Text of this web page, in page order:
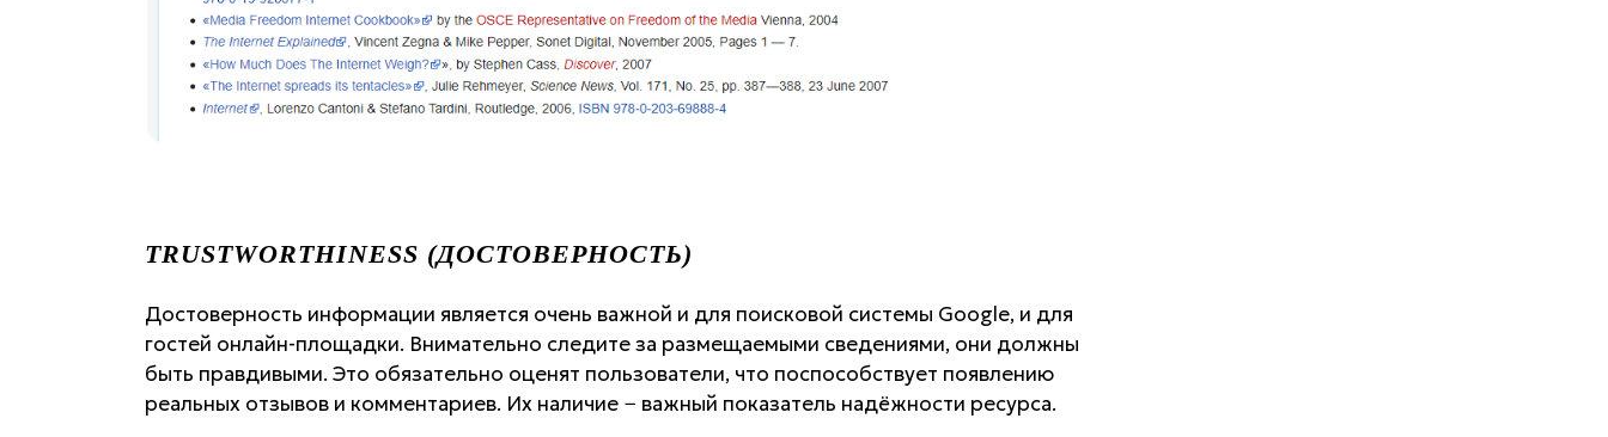
TRUSTWORTHINESS (ДОСТОВЕРНОСТЬ)
Достоверность информации является очень важной и для поисковой системы Google, и для
гостей онлайн-площадки. Внимательно следите за размещаемыми сведениями, они должны
быть правдивыми. Это обязательно оценят пользователи, что поспособствует появлению
реальных отзывов и комментариев. Их наличие − важный показатель надёжности ресурса.